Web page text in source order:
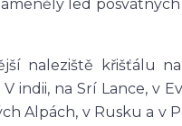
led
naleziště křišťálu
V indii, na Srí Lance, v
Alpách, v Rusku a v